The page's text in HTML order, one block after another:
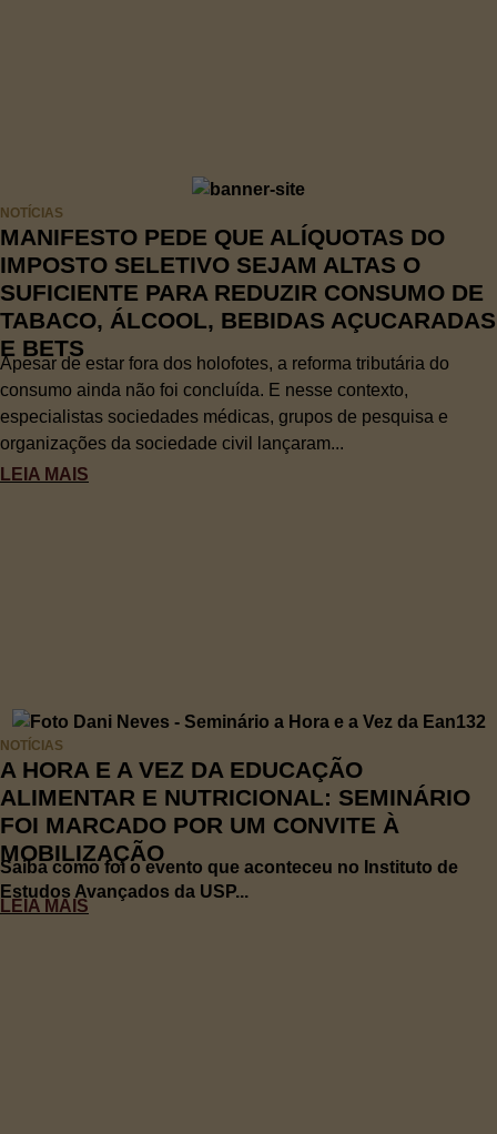
NOTÍCIAS
MANIFESTO PEDE QUE ALÍQUOTAS DO
IMPOSTO SELETIVO SEJAM ALTAS O
SUFICIENTE PARA REDUZIR CONSUMO DE
TABACO, ÁLCOOL, BEBIDAS AÇUCARADAS
E BETS
Apesar de estar fora dos holofotes, a reforma tributária do
consumo ainda não foi concluída. E nesse contexto,
especialistas sociedades médicas, grupos de pesquisa e
organizações da sociedade civil lançaram...
LEIA MAIS
NOTÍCIAS
A HORA E A VEZ DA EDUCAÇÃO
ALIMENTAR E NUTRICIONAL: SEMINÁRIO
FOI MARCADO POR UM CONVITE À
MOBILIZAÇÃO
Saiba como foi o evento que aconteceu no Instituto de
Estudos Avançados da USP...
LEIA MAIS